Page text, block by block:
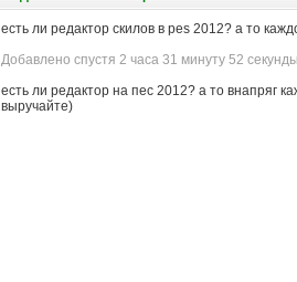
есть ли редактор скилов в pes 2012? а то
Добавлено спустя 2 часа 31 минуту 52
есть ли редактор на пес 2012? а то внапряг
выручайте)